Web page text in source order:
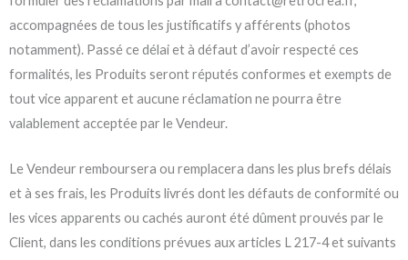
accompagnées de tous les justificatifs y afférents (photos
notamment). Passé ce délai et à défaut d’avoir respecté ces
formalités, les Produits seront réputés conformes et exempts de
tout vice apparent et aucune réclamation ne pourra être
valablement acceptée par le Vendeur.
Le Vendeur remboursera ou remplacera dans les plus brefs délais
et à ses frais, les Produits livrés dont les défauts de conformité ou
les vices apparents ou cachés auront été dûment prouvés par le
Client, dans les conditions prévues aux articles L 217-4 et suivants